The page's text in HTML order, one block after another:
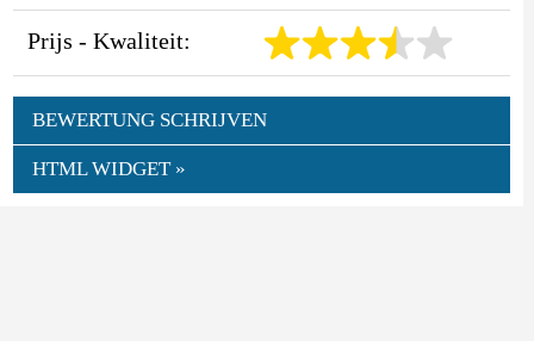
Prijs - Kwaliteit:
BEWERTUNG SCHRIJVEN
HTML WIDGET »